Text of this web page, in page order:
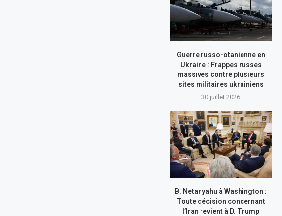
Guerre russo-otanienne en
Ukraine : Frappes russes
massives contre plusieurs
sites militaires ukrainiens
30 juillet 2026
B. Netanyahu à Washington :
Toute décision concernant
l’Iran revient à D. Trump